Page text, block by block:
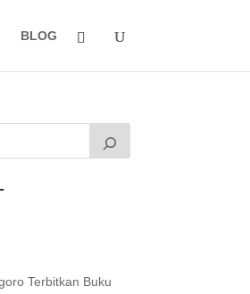
BLOG
Terbitkan Buku